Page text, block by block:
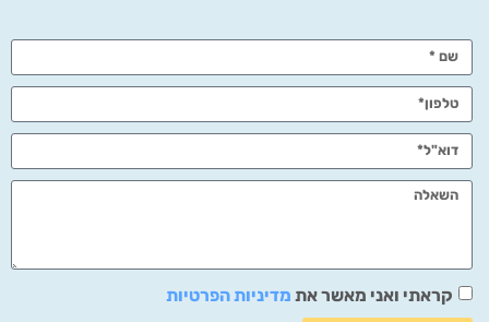
קראתי ואני מאשר את מדיניות הפרטיות